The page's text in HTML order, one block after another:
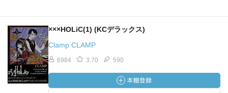
×××HOLiC(1) (KCデラックス)
Clamp CLAMP
6984 3.70 590